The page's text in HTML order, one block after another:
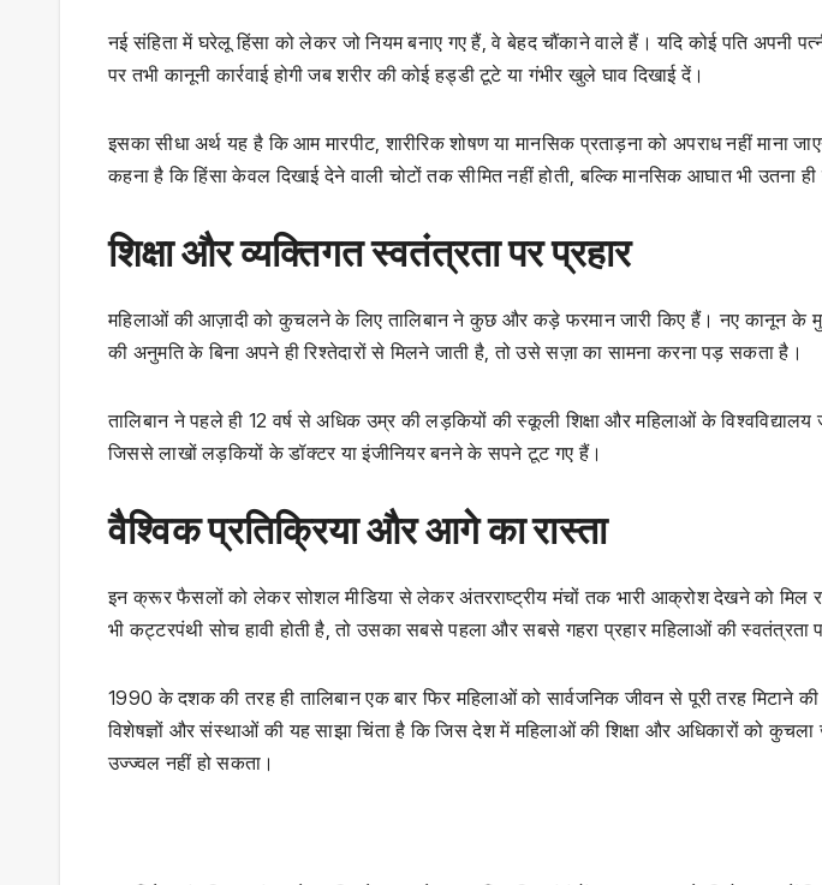
नई संहिता में घरेलू हिंसा को लेकर जो नियम बनाए गए हैं, वे बेहद चौंकाने वाले हैं। यदि कोई पति अपनी
पर तभी कानूनी कार्रवाई होगी जब शरीर की कोई हड्डी टूटे या गंभीर खुले घाव दिखाई दें।
इसका सीधा अर्थ यह है कि आम मारपीट, शारीरिक शोषण या मानसिक प्रताड़ना को अपराध नहीं माना
कहना है कि हिंसा केवल दिखाई देने वाली चोटों तक सीमित नहीं होती, बल्कि मानसिक आघात भी उतना
शिक्षा और व्यक्तिगत स्वतंत्रता पर प्रहार
महिलाओं की आज़ादी को कुचलने के लिए तालिबान ने कुछ और कड़े फरमान जारी किए हैं। नए कानून के
की अनुमति के बिना अपने ही रिश्तेदारों से मिलने जाती है, तो उसे सज़ा का सामना करना पड़ सकता है।
तालिबान ने पहले ही 12 वर्ष से अधिक उम्र की लड़कियों की स्कूली शिक्षा और महिलाओं के विश्वविद्यालय
जिससे लाखों लड़कियों के डॉक्टर या इंजीनियर बनने के सपने टूट गए हैं।
वैश्विक प्रतिक्रिया और आगे का रास्ता
इन क्रूर फैसलों को लेकर सोशल मीडिया से लेकर अंतरराष्ट्रीय मंचों तक भारी आक्रोश देखने को मिल
भी कट्टरपंथी सोच हावी होती है, तो उसका सबसे पहला और सबसे गहरा प्रहार महिलाओं की स्वतंत्रता
1990 के दशक की तरह ही तालिबान एक बार फिर महिलाओं को सार्वजनिक जीवन से पूरी तरह मिटाने
विशेषज्ञों और संस्थाओं की यह साझा चिंता है कि जिस देश में महिलाओं की शिक्षा और अधिकारों को
उज्ज्वल नहीं हो सकता।